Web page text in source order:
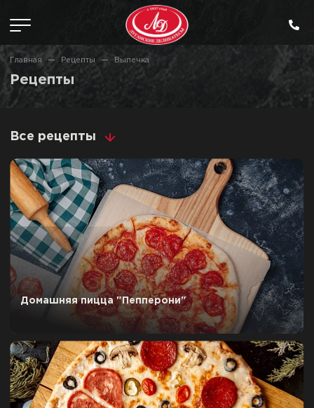
Главная Рецепты Выпечка
Рецепты
Все рецепты
Домашняя пицца "Пепперони"